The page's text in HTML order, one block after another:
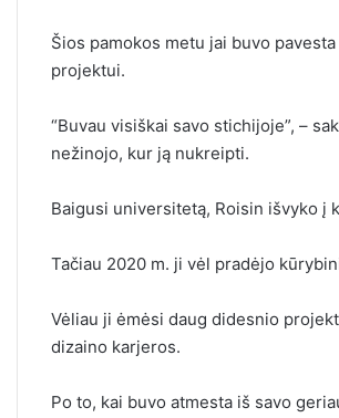
Šios pamokos metu jai buvo
projektui.
“Buvau visiškai savo stichijoje”, –
nežinojo, kur ją nukreipti.
Baigusi universitetą, Roisin išvyko į
Tačiau 2020 m. ji vėl pradėjo
Vėliau ji ėmėsi daug didesnio
dizaino karjeros.
Po to, kai buvo atmesta iš savo